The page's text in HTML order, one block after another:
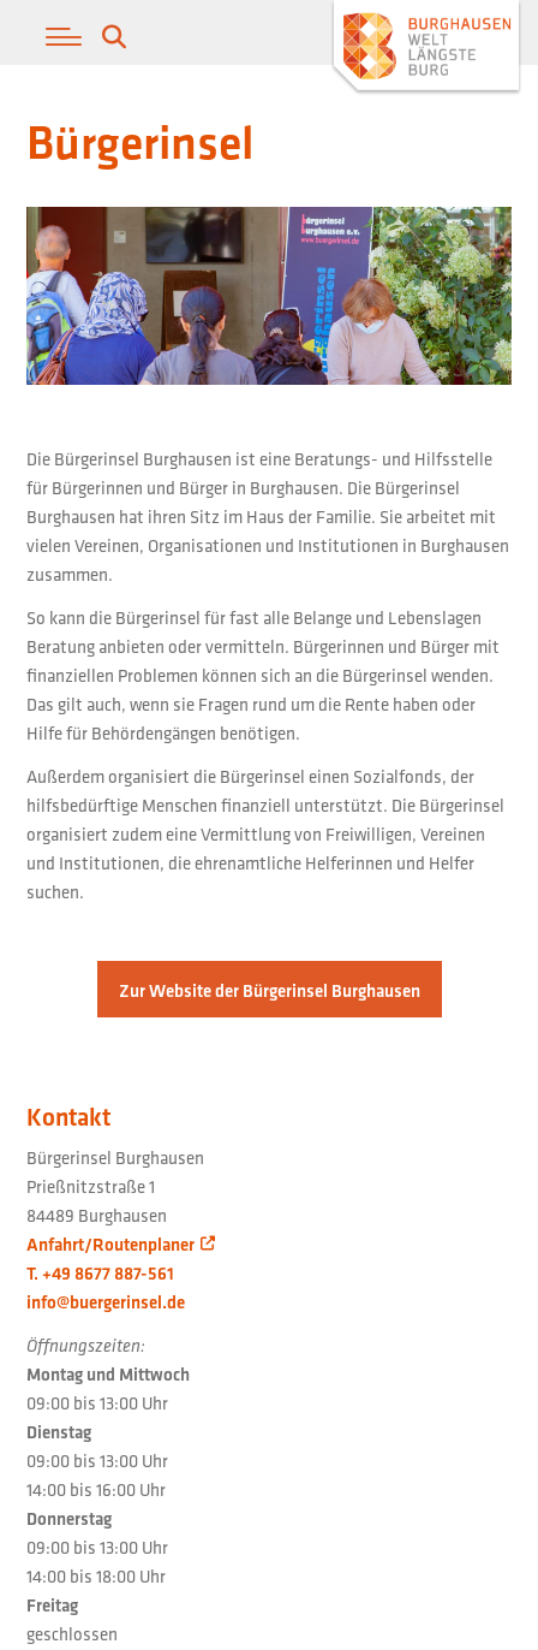
Bürgerinsel
Die Bürgerinsel Burghausen ist eine Beratungs- und Hilfsstelle
für Bürgerinnen und Bürger in Burghausen. Die Bürgerinsel
Burghausen hat ihren Sitz im Haus der Familie. Sie arbeitet mit
vielen Vereinen, Organisationen und Institutionen in Burghausen
zusammen.
So kann die Bürgerinsel für fast alle Belange und Lebenslagen
Beratung anbieten oder vermitteln. Bürgerinnen und Bürger mit
finanziellen Problemen können sich an die Bürgerinsel wenden.
Das gilt auch, wenn sie Fragen rund um die Rente haben oder
Hilfe für Behördengängen benötigen.
Außerdem organisiert die Bürgerinsel einen Sozialfonds, der
hilfsbedürftige Menschen finanziell unterstützt. Die Bürgerinsel
organisiert zudem eine Vermittlung von Freiwilligen, Vereinen
und Institutionen, die ehrenamtliche Helferinnen und Helfer
suchen.
Zur Website der Bürgerinsel Burghausen
Kontakt
Bürgerinsel Burghausen
Prießnitzstraße 1
84489 Burghausen
Anfahrt/Routenplaner
T. +49 8677 887-561
info@buergerinsel.de
Öffnungszeiten:
Montag und Mittwoch
09:00 bis 13:00 Uhr
Dienstag
09:00 bis 13:00 Uhr
14:00 bis 16:00 Uhr
Donnerstag
09:00 bis 13:00 Uhr
14:00 bis 18:00 Uhr
Freitag
geschlossen